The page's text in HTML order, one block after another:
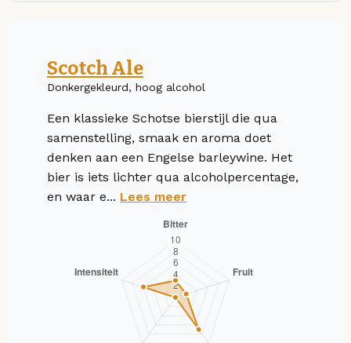
Scotch Ale
Donkergekleurd, hoog alcohol
Een klassieke Schotse bierstijl die qua
samenstelling, smaak en aroma doet
denken aan een Engelse barleywine. Het
bier is iets lichter qua alcoholpercentage,
en waar e... Lees meer